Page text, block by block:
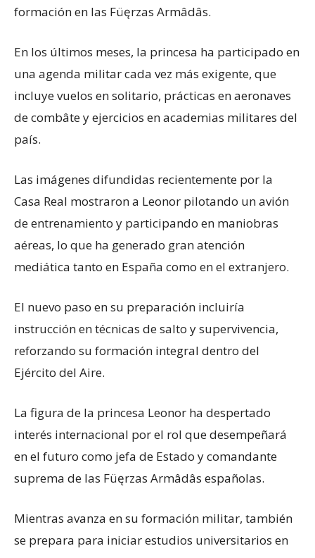
formación en las Füęrzas Armâdâs.
En los últimos meses, la princesa ha participado en
una agenda militar cada vez más exigente, que
incluye vuelos en solitario, prácticas en aeronaves
de combâte y ejercicios en academias militares del
país.
Las imágenes difundidas recientemente por la
Casa Real mostraron a Leonor pilotando un avión
de entrenamiento y participando en maniobras
aéreas, lo que ha generado gran atención
mediática tanto en España como en el extranjero.
El nuevo paso en su preparación incluiría
instrucción en técnicas de salto y supervivencia,
reforzando su formación integral dentro del
Ejército del Aire.
La figura de la princesa Leonor ha despertado
interés internacional por el rol que desempeñará
en el futuro como jefa de Estado y comandante
suprema de las Füęrzas Armâdâs españolas.
Mientras avanza en su formación militar, también
se prepara para iniciar estudios universitarios en